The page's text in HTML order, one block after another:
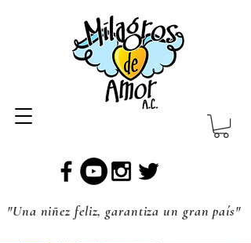
"Una niñez feliz, garantiza un gran país"